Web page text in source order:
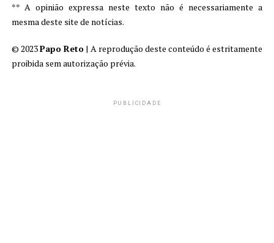
** A opinião expressa neste texto não é necessariamente a
mesma deste site de notícias.
© 2023Papo Reto | A reprodução deste conteúdo é estritamente
proibida sem autorização prévia.
PUBLICIDADE